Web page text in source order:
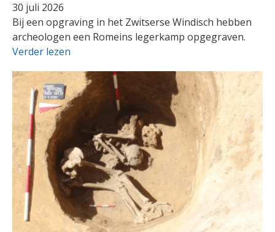
30 juli 2026
Bij een opgraving in het Zwitserse Windisch hebben
archeologen een Romeins legerkamp opgegraven.
Verder lezen